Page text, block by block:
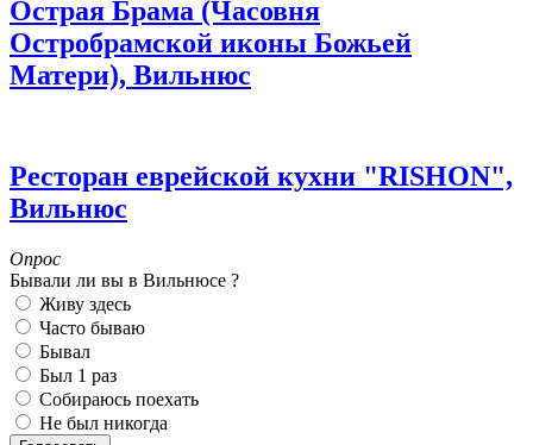
Острая Брама (Часовня
Остробрамской иконы Божьей
Матери), Вильнюс
Ресторан еврейской кухни "RISHON",
Вильнюс
Опрос
Бывали ли вы в Вильнюсе ?
Живу здесь
Часто бываю
Бывал
Был 1 раз
Собираюсь поехать
Не был никогда